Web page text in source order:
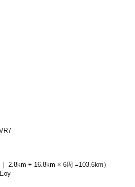
2.8km + 16.8km × 6周 =103.6km）